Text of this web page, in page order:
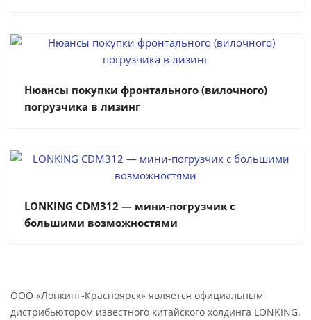
Нюансы покупки фронтального (вилочного)
погрузчика в лизинг
LONKING CDM312 — мини-погрузчик с
большими возможностями
ООО «Лонкинг-Красноярск» является официальным
дистрибьютором известного китайского холдинга LONKING.